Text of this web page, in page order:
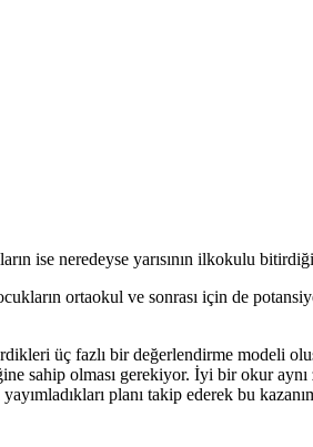
ise neredeyse yarısının ilkokulu
ortaokul ve sonrası için de
üç fazlı bir değerlendirme modeli
sahip olması gerekiyor. İyi bir okur
planı takip ederek bu